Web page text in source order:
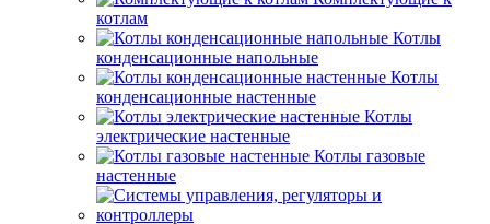
котлам
Котлы
конденсационные напольные
Котлы
конденсационные настенные
Котлы
электрические настенные
Котлы газовые
настенные